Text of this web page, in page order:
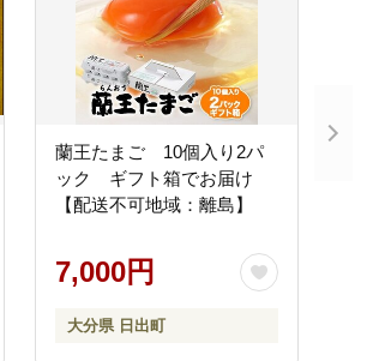
蘭王たまご 10個入り2パ
ック ギフト箱でお届け
【配送不可地域：離島】
7,000円
大分県 日出町